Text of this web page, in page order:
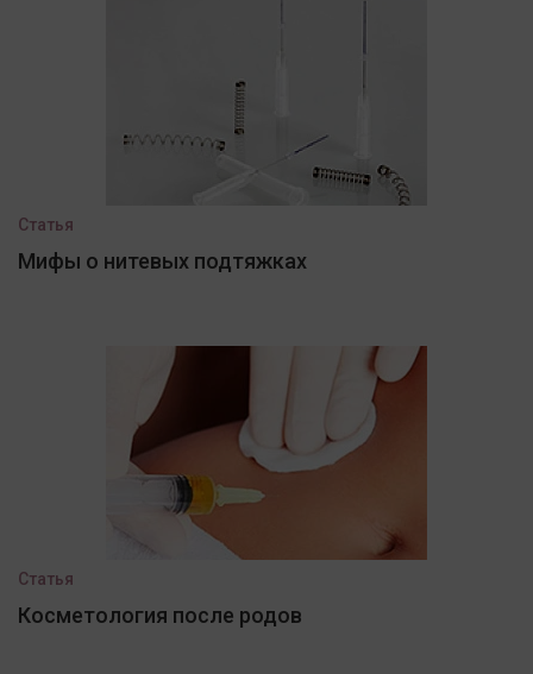
Статья
Мифы о нитевых подтяжках
Статья
Косметология после родов